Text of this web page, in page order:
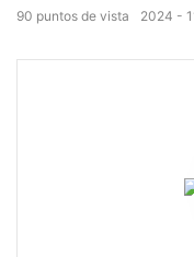
2024
90 puntos de vista